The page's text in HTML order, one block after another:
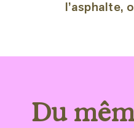
l’asphalte,
Du